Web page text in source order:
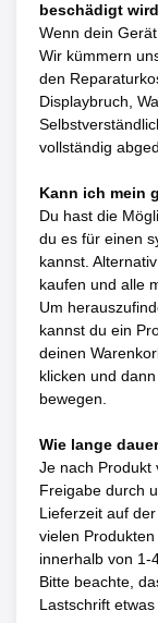
beschädigt
Wenn dein
Wir kümmern
den
Displaybruch,
vollständig
Kann ich mein
Du hast die
du es für einen
kannst.
kaufen und alle
Um
kannst du ein
deinen
klicken und
bewegen.
Wie lange
Je nach Produkt
Freigabe durch
Lieferzeit auf
vielen
innerhalb von 1-
Bitte beachte,
Lastschrift